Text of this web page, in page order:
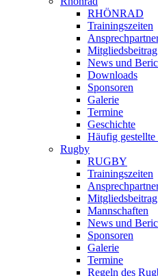
RHÖNRAD
Trainingszeiten
Mitgliedsbeitrag
News und
Downloads
Sponsoren
Galerie
Termine
Geschichte
Häufig gestellte
Rugby
RUGBY
Trainingszeiten
Mitgliedsbeitrag
Mannschaften
News und
Sponsoren
Galerie
Termine
Regeln des